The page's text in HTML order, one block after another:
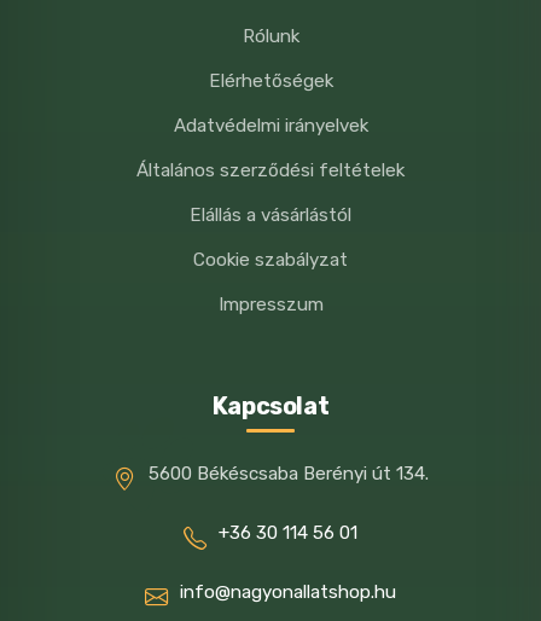
Rólunk
Elérhetőségek
Adatvédelmi irányelvek
Általános szerződési feltételek
Elállás a vásárlástól
Cookie szabályzat
Impresszum
Kapcsolat
5600 Békéscsaba Berényi út 134.
+36 30 114 56 01
info@nagyonallatshop.hu